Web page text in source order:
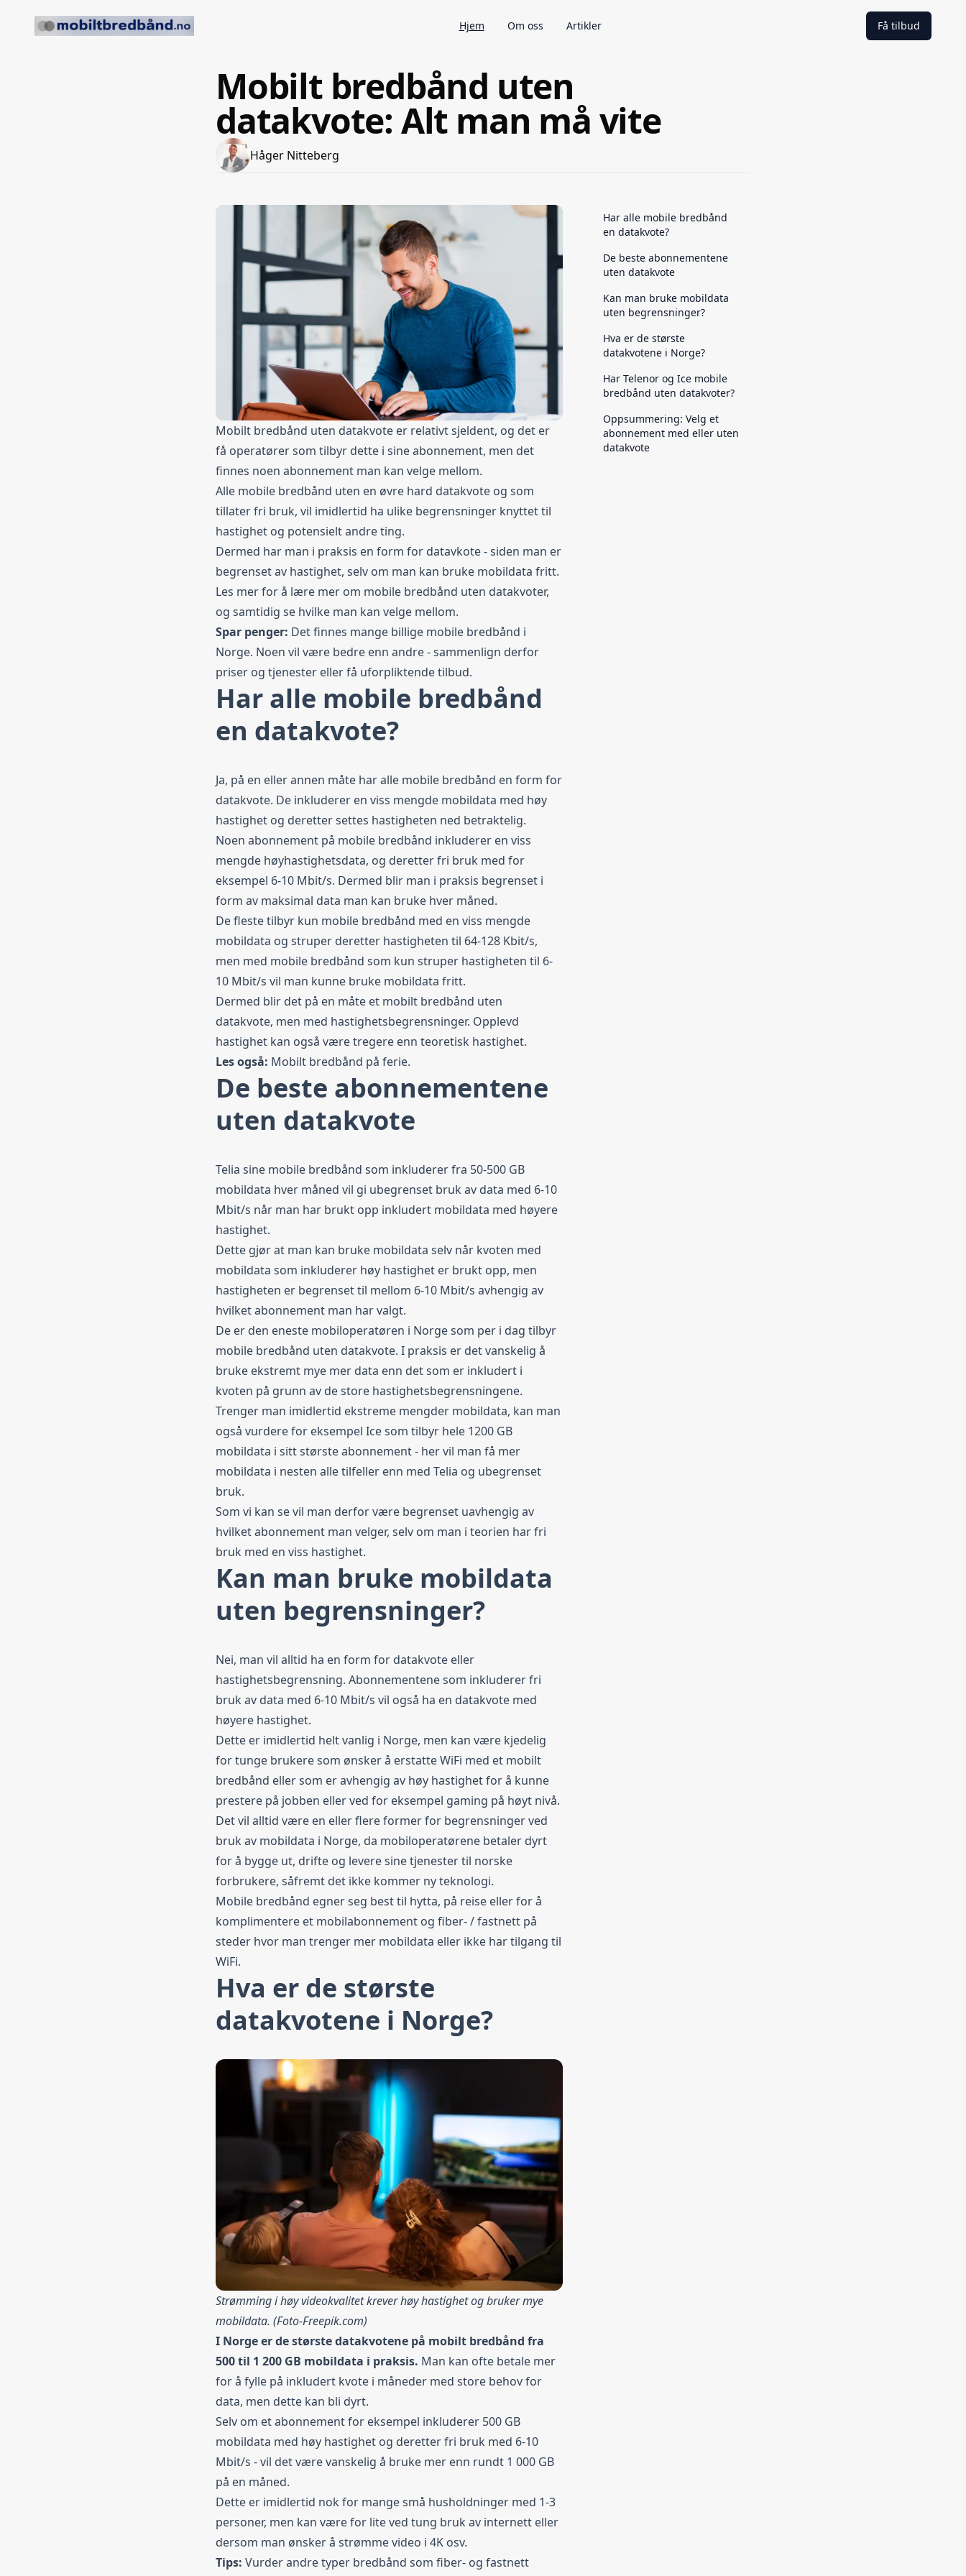
Hjem Om oss Artikler Få tilbud
Mobilt bredbånd uten
datakvote: Alt man må vite
Håger Nitteberg
Mobilt bredbånd uten datakvote er relativt sjeldent, og det er
få operatører som tilbyr dette i sine abonnement, men det
finnes noen abonnement man kan velge mellom.
Alle mobile bredbånd uten en øvre hard datakvote og som
tillater fri bruk, vil imidlertid ha ulike begrensninger knyttet til
hastighet og potensielt andre ting.
Dermed har man i praksis en form for datavkote - siden man er
begrenset av hastighet, selv om man kan bruke mobildata fritt.
Les mer for å lære mer om mobile bredbånd uten datakvoter,
og samtidig se hvilke man kan velge mellom.
Spar penger: Det finnes mange billige mobile bredbånd i
Norge. Noen vil være bedre enn andre - sammenlign derfor
priser og tjenester eller få uforpliktende tilbud.
Har alle mobile bredbånd
en datakvote?
Ja, på en eller annen måte har alle mobile bredbånd en form for
datakvote. De inkluderer en viss mengde mobildata med høy
hastighet og deretter settes hastigheten ned betraktelig.
Noen abonnement på mobile bredbånd inkluderer en viss
mengde høyhastighetsdata, og deretter fri bruk med for
eksempel 6-10 Mbit/s. Dermed blir man i praksis begrenset i
form av maksimal data man kan bruke hver måned.
De fleste tilbyr kun mobile bredbånd med en viss mengde
mobildata og struper deretter hastigheten til 64-128 Kbit/s,
men med mobile bredbånd som kun struper hastigheten til 6-
10 Mbit/s vil man kunne bruke mobildata fritt.
Dermed blir det på en måte et mobilt bredbånd uten
datakvote, men med hastighetsbegrensninger. Opplevd
hastighet kan også være tregere enn teoretisk hastighet.
Les også: Mobilt bredbånd på ferie.
De beste abonnementene
uten datakvote
Telia sine mobile bredbånd som inkluderer fra 50-500 GB
mobildata hver måned vil gi ubegrenset bruk av data med 6-10
Mbit/s når man har brukt opp inkludert mobildata med høyere
hastighet.
Dette gjør at man kan bruke mobildata selv når kvoten med
mobildata som inkluderer høy hastighet er brukt opp, men
hastigheten er begrenset til mellom 6-10 Mbit/s avhengig av
hvilket abonnement man har valgt.
De er den eneste mobiloperatøren i Norge som per i dag tilbyr
mobile bredbånd uten datakvote. I praksis er det vanskelig å
bruke ekstremt mye mer data enn det som er inkludert i
kvoten på grunn av de store hastighetsbegrensningene.
Trenger man imidlertid ekstreme mengder mobildata, kan man
også vurdere for eksempel Icesom tilbyr hele 1200 GB
mobildata i sitt største abonnement - her vil man få mer
mobildata i nesten alle tilfeller enn med Telia og ubegrenset
bruk.
Som vi kan se vil man derfor være begrenset uavhengig av
hvilket abonnement man velger, selv om man i teorien har fri
bruk med en viss hastighet.
Kan man bruke mobildata
uten begrensninger?
Nei, man vil alltid ha en form for datakvote eller
hastighetsbegrensning. Abonnementene som inkluderer fri
bruk av data med 6-10 Mbit/s vil også ha en datakvote med
høyere hastighet.
Dette er imidlertid helt vanlig i Norge, men kan være kjedelig
for tunge brukere som ønsker å erstatte WiFi med et mobilt
bredbånd eller som er avhengig av høy hastighet for å kunne
prestere på jobben eller ved for eksempel gaming på høyt nivå.
Det vil alltid være en eller flere former for begrensninger ved
bruk av mobildata i Norge, da mobiloperatørene betaler dyrt
for å bygge ut, drifte og levere sine tjenester til norske
forbrukere, såfremt det ikke kommer ny teknologi.
Mobile bredbånd egner seg best til hytta, på reise eller for å
komplimentere et mobilabonnement og fiber- / fastnett på
steder hvor man trenger mer mobildata eller ikke har tilgang til
WiFi.
Hva er de største
datakvotene i Norge?
Strømming i høy videokvalitet krever høy hastighet og bruker mye
mobildata. (Foto-Freepik.com)
I Norge er de største datakvotene på mobilt bredbånd fra
500 til 1 200 GB mobildata i praksis. Man kan ofte betale mer
for å fylle på inkludert kvote i måneder med store behov for
data, men dette kan bli dyrt.
Selv om et abonnement for eksempel inkluderer 500 GB
mobildata med høy hastighet og deretter fri bruk med 6-10
Mbit/s - vil det være vanskelig å bruke mer enn rundt 1 000 GB
på en måned.
Dette er imidlertid nok for mange små husholdninger med 1-3
personer, men kan være for lite ved tung bruk av internett eller
dersom man ønsker å strømme video i 4K osv.
Tips: Vurder andre typer bredbånd som fiber- og fastnett
Har alle mobile bredbånd
en datakvote?
De beste abonnementene
uten datakvote
Kan man bruke mobildata
uten begrensninger?
Hva er de største
datakvotene i Norge?
Har Telenor og Ice mobile
bredbånd uten datakvoter?
Oppsummering: Velg et
abonnement med eller uten
datakvote